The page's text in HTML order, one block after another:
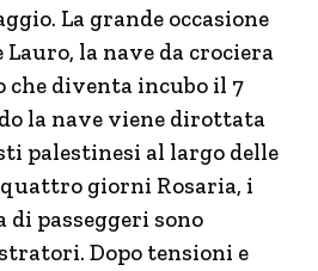
La grande occasione
la nave da crociera
che diventa incubo il 7
la nave viene dirottata
palestinesi al largo delle
quattro giorni Rosaria, i
di passeggeri sono
Dopo tensioni e